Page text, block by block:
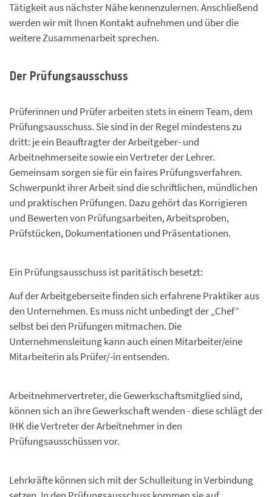
Tätigkeit aus nächster Nähe kennenzulernen. Anschließend
werden wir mit Ihnen Kontakt aufnehmen und über die
weitere Zusammenarbeit sprechen.
Der Prüfungsausschuss
Prüferinnen und Prüfer arbeiten stets in einem Team, dem
Prüfungsausschuss. Sie sind in der Regel mindestens zu
dritt: je ein Beauftragter der Arbeitgeber- und
Arbeitnehmerseite sowie ein Vertreter der Lehrer.
Gemeinsam sorgen sie für ein faires Prüfungsverfahren.
Schwerpunkt ihrer Arbeit sind die schriftlichen, mündlichen
und praktischen Prüfungen. Dazu gehört das Korrigieren
und Bewerten von Prüfungsarbeiten, Arbeitsproben,
Prüfstücken, Dokumentationen und Präsentationen.
Ein Prüfungsausschuss ist paritätisch besetzt:
Auf der Arbeitgeberseite finden sich erfahrene Praktiker aus
den Unternehmen. Es muss nicht unbedingt der „Chef“
selbst bei den Prüfungen mitmachen. Die
Unternehmensleitung kann auch einen Mitarbeiter/eine
Mitarbeiterin als Prüfer/-in entsenden.
Arbeitnehmervertreter, die Gewerkschaftsmitglied sind,
können sich an ihre Gewerkschaft wenden - diese schlägt der
IHK die Vertreter der Arbeitnehmer in den
Prüfungsausschüssen vor.
Lehrkräfte können sich mit der Schulleitung in Verbindung